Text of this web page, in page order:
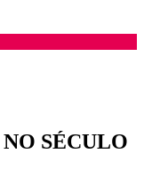
SÉCULO